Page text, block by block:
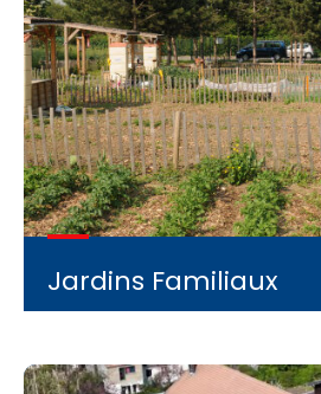
Jardins Familiaux